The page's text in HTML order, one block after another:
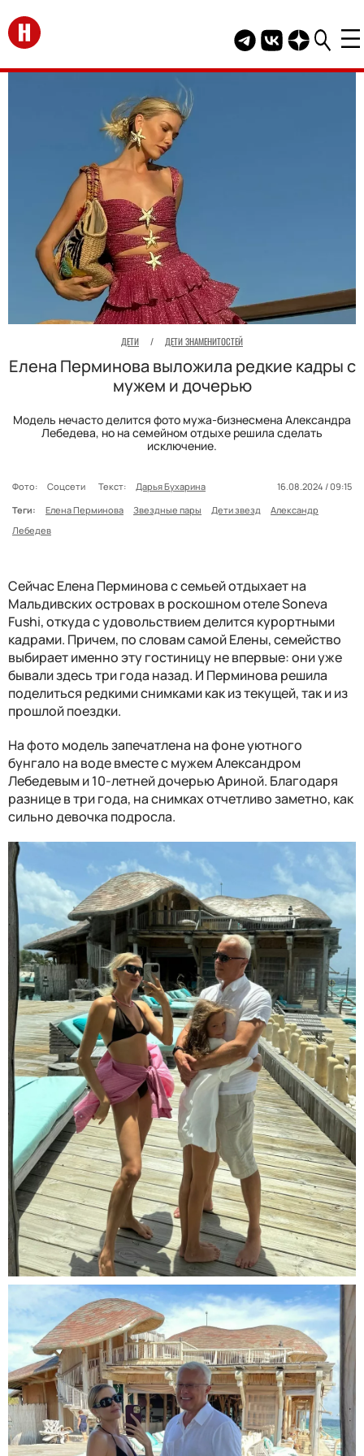
Перейти на главную
Telegram канал
Группа HELLO
Канал
ДЕТИ / ДЕТИ ЗНАМЕНИТОСТЕЙ
Елена Перминова выложила редкие кадры с
мужем и дочерью
Модель нечасто делится фото мужа-бизнесмена Александра
Лебедева, но на семейном отдыхе решила сделать
исключение.
Фото: Соцсети Текст: Дарья Бухарина
16.08.2024 / 09:15
Теги:
Елена Перминова Звездные пары Дети звезд
Александр
Лебедев
Сейчас Елена Перминова с семьей отдыхает на
Мальдивских островах в роскошном отеле Soneva
Fushi, откуда с удовольствием делится курортными
кадрами. Причем, по словам самой Елены, семейство
выбирает именно эту гостиницу не впервые: они уже
бывали здесь три года назад. И Перминова решила
поделиться редкими снимками как из текущей, так и из
прошлой поездки.
На фото модель запечатлена на фоне уютного
бунгало на воде вместе с мужем Александром
Лебедевым и 10-летней дочерью Ариной. Благодаря
разнице в три года, на снимках отчетливо заметно, как
сильно девочка подросла.